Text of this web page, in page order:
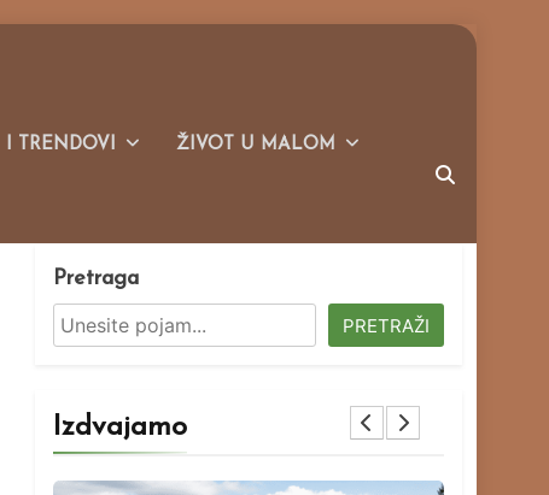
I TRENDOVI ŽIVOT U MALOM
Pretraga
PRETRAŽI
Izdvajamo